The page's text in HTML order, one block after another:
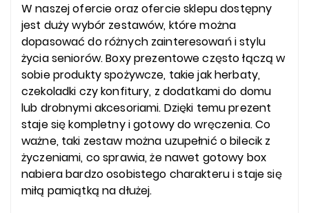
W naszej ofercie oraz ofercie sklepu dostępny
jest duży wybór zestawów, które można
dopasować do różnych zainteresowań i stylu
życia seniorów. Boxy prezentowe często łączą w
sobie produkty spożywcze, takie jak herbaty,
czekoladki czy konfitury, z dodatkami do domu
lub drobnymi akcesoriami. Dzięki temu prezent
staje się kompletny i gotowy do wręczenia. Co
ważne, taki zestaw można uzupełnić o bilecik z
życzeniami, co sprawia, że nawet gotowy box
nabiera bardzo osobistego charakteru i staje się
miłą pamiątką na dłużej.